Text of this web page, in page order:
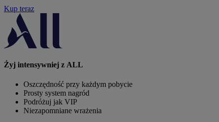
Kup teraz
Żyj intensywniej z ALL
Oszczędność przy każdym pobycie
Prosty system nagród
Podróżuj jak VIP
Niezapomniane wrażenia